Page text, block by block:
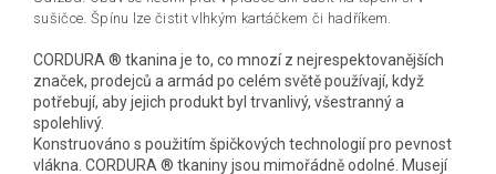
sušičce. Špínu lze čistit vlhkým kartáčkem či hadříkem.
CORDURA ® tkanina je to, co mnozí z nejrespektovanějších
značek, prodejců a armád po celém světě používají, když
potřebují, aby jejich produkt byl trvanlivý, všestranný a
spolehlivý.
Konstruováno s použitím špičkových technologií pro pevnost
vlákna. CORDURA ® tkaniny jsou mimořádně odolné. Musejí